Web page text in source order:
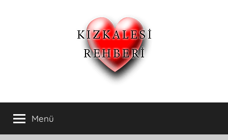
Kızkalesi
Otelleri
Pansiyon,Otel
ve
Menü